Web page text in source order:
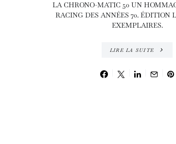
LA CHRONO-MATIC 50 UN
RACING DES ANNÉES 70. ÉDITION
EXEMPLAIRES.
LIRE LA SUITE